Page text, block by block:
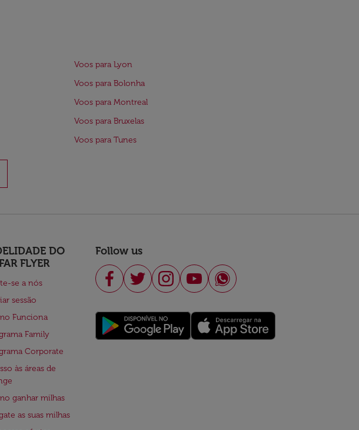
Voos para Lyon
Voos para Bolonha
Voos para Montreal
Voos para Bruxelas
Voos para Tunes
DO
FLYER
se a nós
sessão
Funciona
Family
Corporate
às áreas de
ganhar milhas
as suas milhas
Follow us